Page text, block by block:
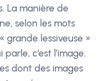
La manière de
selon les mots
grande lessiveuse »
c’est l’image.
dont des images